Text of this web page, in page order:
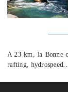
A 23 km, la Bonne
rafting,